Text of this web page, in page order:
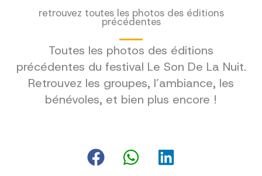
retrouvez toutes les photos des éditions
précédentes
Toutes les photos des éditions
précédentes du festival Le Son De La Nuit.
Retrouvez les groupes, l’ambiance, les
bénévoles, et bien plus encore !